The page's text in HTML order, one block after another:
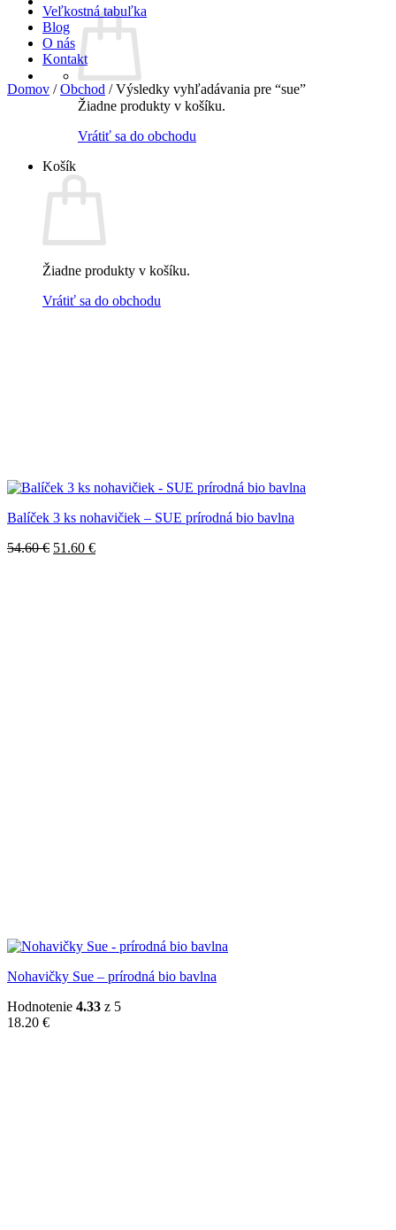
Žiadne produkty v košíku.
Vrátiť sa do obchodu
Košík
Žiadne produkty v košíku.
Vrátiť sa do obchodu
Veľkostná tabuľka
Blog
O nás
Kontakt
Domov / Obchod /Výsledky vyhľadávania pre “sue”
Balíček 3 ks nohavičiek – SUE prírodná bio bavlna
54.60€ Pôvodná
51.60 €Aktuálna
Nohavičky Sue – prírodná bio bavlna
Hodnotenie 4.33 z 5
18.20 €